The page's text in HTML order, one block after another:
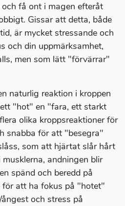
få ont i magen efteråt
Gissar att detta, både
är mycket stressande och
och din uppmärksamhet,
men som lätt "förvärrar"
naturlig reaktion i kroppen
"hot" en "fara, ett starkt
olika kroppsreaktioner för
snabba för att "besegra"
som att hjärtat slår hårt
andningen blir
spänd och beredd på
för att ha fokus på "hotet"
och stress på